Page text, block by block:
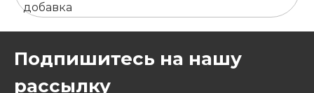
добавка
Подпишитесь на нашу
рассылку